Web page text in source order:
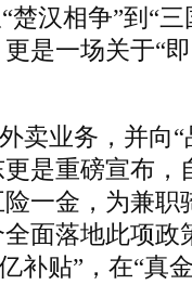
楚汉相争”到“
是一场关于“
卖业务，并向
是重磅宣布，
一金，为兼职
面落地此项政
补贴”，在“真